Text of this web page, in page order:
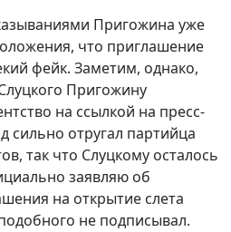
Пригожина уже
что приглашение
фейк. Заметим, однако,
Пригожину
на ссылкой на пресс-
сильно отругал партийца
так что Слуцкому осталось
заявляю об
на открытие слета
не подписывал.